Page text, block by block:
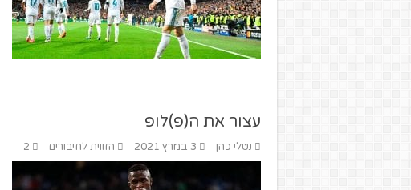
עצור את ה(פ)לופ
נטלי כהן 3 במרץ 2021 הזווית לחיבורים 2